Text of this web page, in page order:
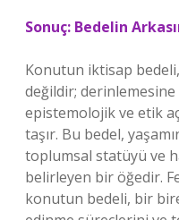
Sonuç: Bedelin
Konutun iktisap
değildir;
epistemolojik ve etik
taşır. Bu bedel,
toplumsal statüyü ve
belirleyen bir öğedir.
konutun bedeli, bir